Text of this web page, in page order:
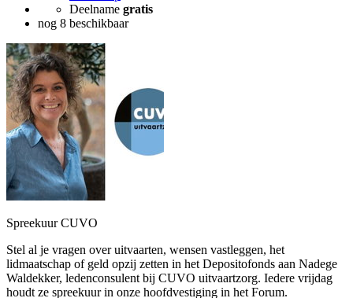
Deelname gratis
nog 8 beschikbaar
Spreekuur CUVO
Stel al je vragen over uitvaarten, wensen vastleggen, het
lidmaatschap of geld opzij zetten in het Depositofonds aan Nadege
Waldekker, ledenconsulent bij CUVO uitvaartzorg. Iedere vrijdag
houdt ze spreekuur in onze hoofdvestiging in het Forum.